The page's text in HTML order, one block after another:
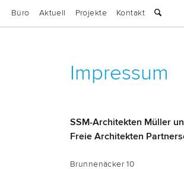
Büro Aktuell Projekte Kontakt
Impressum
SSM-Architekten Müller
Freie Architekten
Brun­ne­nä­cker 10